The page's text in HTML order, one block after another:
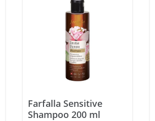
Farfalla Sensitive
Shampoo 200 ml